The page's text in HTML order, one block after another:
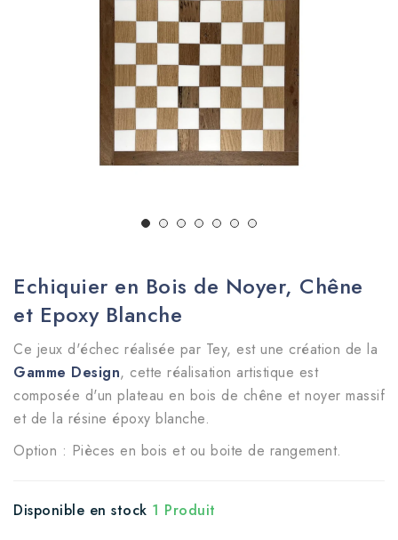
Echiquier en Bois de Noyer, Chêne
et Epoxy Blanche
Ce jeux d'échec réalisée par Tey, est une création de la
Gamme Design, cette réalisation artistique est
composée d'un plateau en bois de chêne et noyer massif
et de la résine époxy blanche.
Option : Pièces en bois et ou boite de rangement.
Disponible en stock 1 Produit